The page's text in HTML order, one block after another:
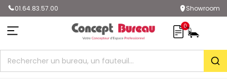
01.64.83.57.00 Showroom
0